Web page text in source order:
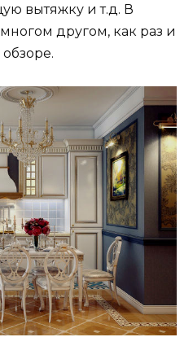
вытяжку и т.д. В
другом, как раз и